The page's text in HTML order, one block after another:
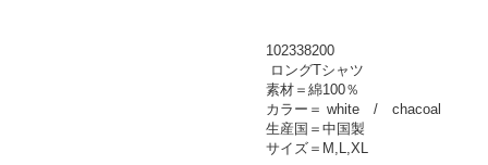
102338200
ロングTシャツ
素材＝綿100％
カラー＝ white / chacoal
生産国＝中国製
サイズ＝M,L,XL